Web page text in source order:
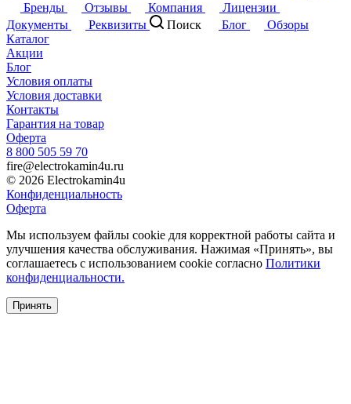
Бренды
Отзывы Компания
Лицензии
Документы
Реквизиты Поиск Блог
Обзоры
Каталог
Акции
Блог
Условия оплаты
Условия доставки
Контакты
Гарантия на товар
Оферта
8 800 505 59 70
fire@electrokamin4u.ru
© 2026 Electrokamin4u
Конфиденциальность
Оферта
Мы используем файлы cookie для корректной работы сайта и
улучшения качества обслуживания. Нажимая «Принять», вы
соглашаетесь с использованием cookie согласно Политики
конфиденциальности.
Принять